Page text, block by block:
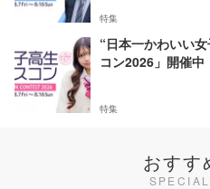
特集
“日本一かわいい
コン2026」開催中
特集
おすす